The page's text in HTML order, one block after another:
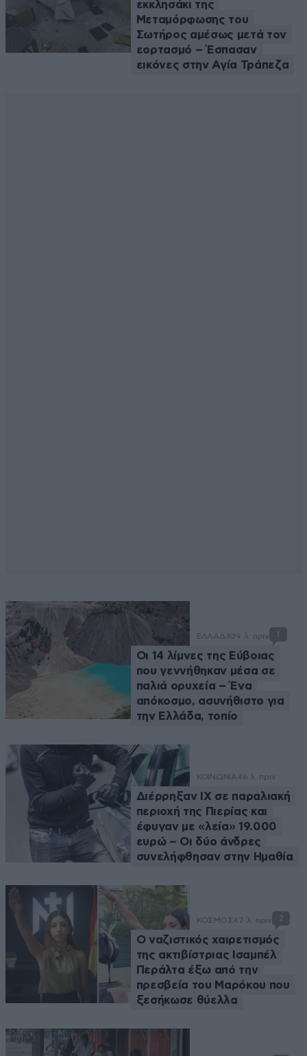
εκκλησάκι της
Μεταμόρφωσης του
Σωτήρος αμέσως μετά τον
εορτασμό – Έσπασαν
εικόνες στην Αγία Τράπεζα
ΕΛΛΑΔΑ39 λ. πριν 1
Οι 14 λίμνες της Εύβοιας
που γεννήθηκαν μέσα σε
παλιά ορυχεία – Ένα
απόκοσμο, ασυνήθιστο για
την Ελλάδα, τοπίο
ΚΟΙΝΩΝΙΑ46 λ. πριν
Διέρρηξαν ΙΧ σε παραλιακή
περιοχή της Πιερίας και
έφυγαν με «λεία» 19.000
ευρώ – Οι δύο άνδρες
συνελήφθησαν στην Ημαθία
ΚΟΣΜΟΣ47 λ. πριν 2
Ο ναζιστικός χαιρετισμός
της ακτιβίστριας Ισαμπέλ
Περάλτα έξω από την
πρεσβεία του Μαρόκου που
ξεσήκωσε θύελλα